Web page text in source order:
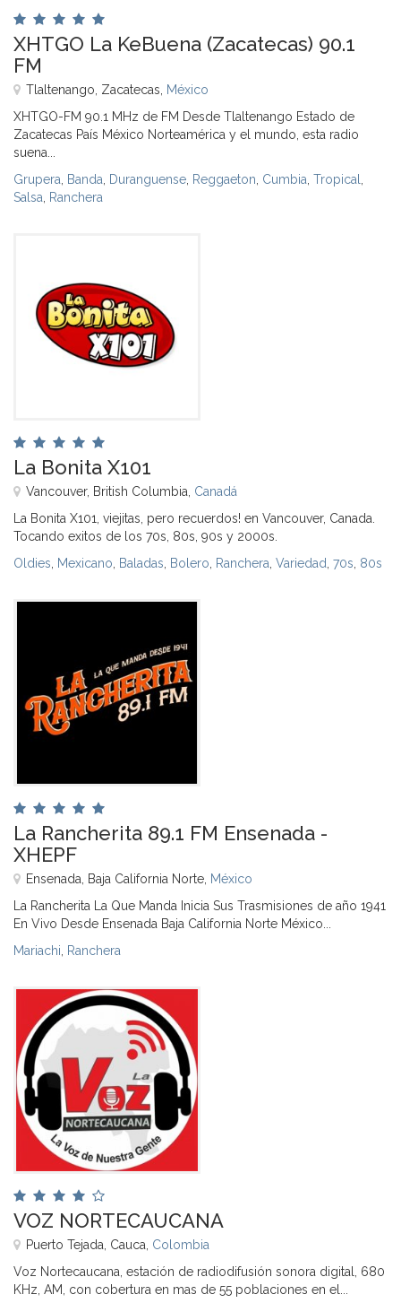
XHTGO La KeBuena (Zacatecas) 90.1
FM
Tlaltenango, Zacatecas, México
XHTGO-FM 90.1 MHz de FM Desde Tlaltenango Estado de
Zacatecas País México Norteamérica y el mundo, esta radio
suena...
Grupera Banda Duranguense Reggaeton Cumbia Tropical
Salsa Ranchera
La Bonita X101
Vancouver, British Columbia, Canadá
La Bonita X101, viejitas, pero recuerdos! en Vancouver, Canada.
Tocando exitos de los 70s, 80s, 90s y 2000s.
Oldies Mexicano Baladas Bolero Ranchera Variedad 70s 80s
La Rancherita 89.1 FM Ensenada -
XHEPF
Ensenada, Baja California Norte, México
La Rancherita La Que Manda Inicia Sus Trasmisiones de año 1941
En Vivo Desde Ensenada Baja California Norte México...
Mariachi Ranchera
VOZ NORTECAUCANA
Puerto Tejada, Cauca, Colombia
Voz Nortecaucana, estación de radiodifusión sonora digital, 680
KHz, AM, con cobertura en mas de 55 poblaciones en el...